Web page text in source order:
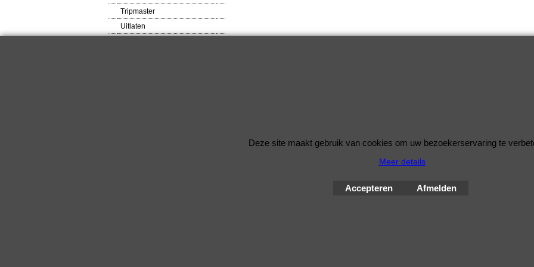
Tripmaster
Uitlaten
2026 sinds 1998
Deze site maakt gebruik van cookies om uw bezoekerservaring te
Meer details
Accepteren Afmelden